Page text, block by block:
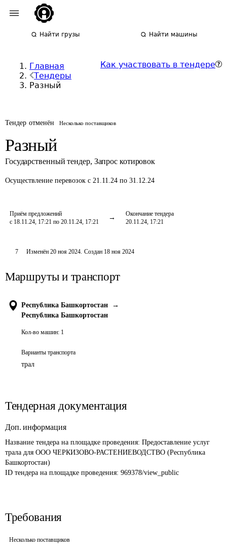
Найти грузы Найти машины
Главная
Тендеры
Разный
Как участвовать в тендере
Тендер отменён Несколько поставщиков
Разный
Государственный тендер, Запрос котировок
Осуществление перевозок с 21.11.24 по 31.12.24
Приём предложений
с 18.11.24, 17:21 по 20.11.24, 17:21
Окончание тендера
20.11.24, 17:21
7 Изменён 20 ноя 2024. Создан 18 ноя 2024
Маршруты и транспорт
Республика Башкортостан
→
Республика Башкортостан
Кол-во машин: 1
Варианты транспорта
трал
Тендерная документация
Доп. информация
Название тендера на площадке проведения: Предоставление услуг
трала для ООО ЧЕРКИЗОВО-РАСТЕНИЕВОДСТВО (Республика
Башкортостан)
ID тендера на площадке проведения: 969378/view_public
Требования
Несколько поставщиков